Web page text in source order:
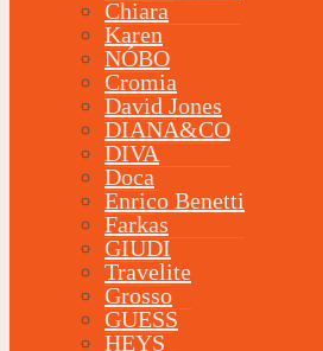
Chiara
Karen
NÓBO
Cromia
David Jones
DIANA&CO
DIVA
Doca
Enrico Benetti
Farkas
GIUDI
Travelite
Grosso
GUESS
HEYS